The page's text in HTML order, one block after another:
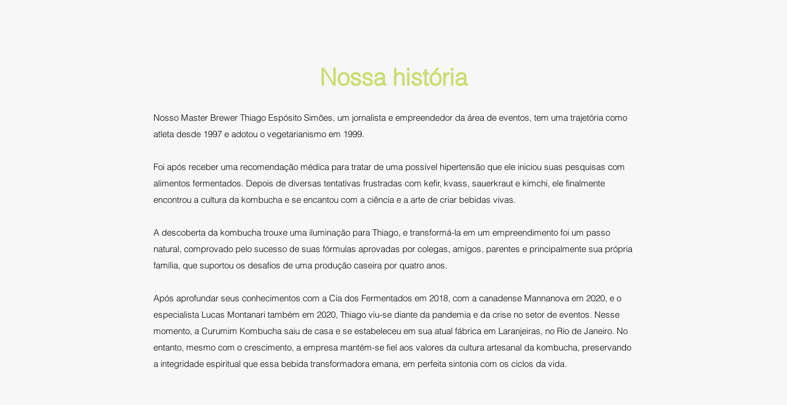
Nossa história
Nosso Master Brewer Thiago Espósito Simões, um jornalista e empreendedor da área de eventos, tem uma trajetória como
atleta desde 1997 e adotou o vegetarianismo em 1999.
Foi após receber uma recomendação médica para tratar de uma possível hipertensão que ele iniciou suas pesquisas com
alimentos fermentados. Depois de diversas tentativas frustradas com kefir, kvass, sauerkraut e kimchi, ele finalmente
encontrou a cultura da kombucha e se encantou com a ciência e a arte de criar bebidas vivas.
A descoberta da kombucha trouxe uma iluminação para Thiago, e transformá-la em um empreendimento foi um passo
natural, comprovado pelo sucesso de suas fórmulas aprovadas por colegas, amigos, parentes e principalmente sua própria
família, que suportou os desafios de uma produção caseira por quatro anos.
Após aprofundar seus conhecimentos com a Cia dos Fermentados em 2018, com a canadense Mannanova em 2020, e o
especialista Lucas Montanari também em 2020, Thiago viu-se diante da pandemia e da crise no setor de eventos. Nesse
momento, a Curumim Kombucha saiu de casa e se estabeleceu em sua atual fábrica em Laranjeiras, no Rio de Janeiro. No
entanto, mesmo com o crescimento, a empresa mantém-se fiel aos valores da cultura artesanal da kombucha, preservando
a integridade espiritual que essa bebida transformadora emana, em perfeita sintonia com os ciclos da vida.